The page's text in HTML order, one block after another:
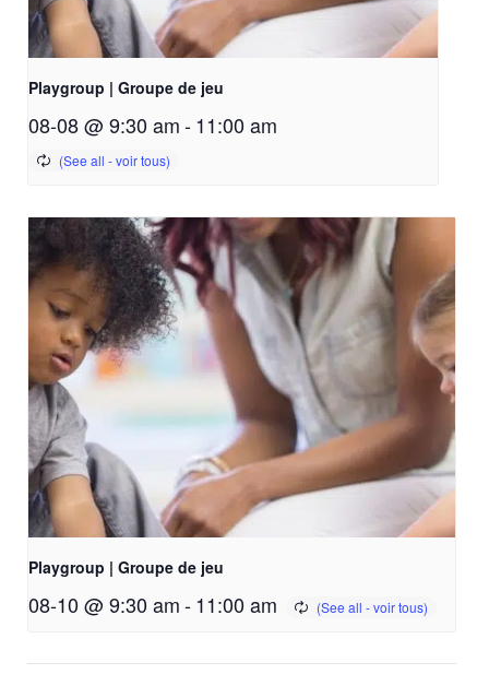
Playgroup | Groupe de jeu
08-08 @ 9:30 am-11:00 am
Playgroup | Groupe de jeu
08-10 @ 9:30 am-11:00 am